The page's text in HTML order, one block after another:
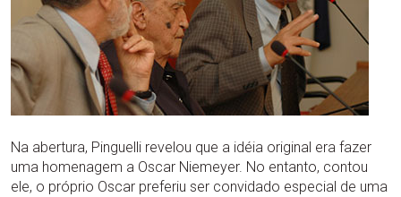
Na abertura, Pinguelli revelou que a idéia original era fazer
uma homenagem a Oscar Niemeyer. No entanto, contou
ele, o próprio Oscar preferiu ser convidado especial de uma